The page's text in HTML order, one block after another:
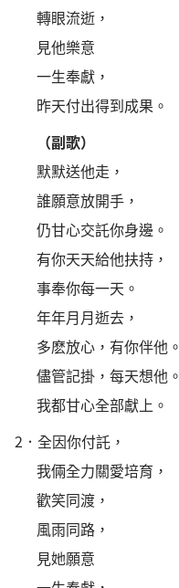
轉眼流逝，
見他樂意
一生奉獻，
昨天付出得到成果。
（副歌）
默默送他走，
誰願意放開手，
仍甘心交託你身邊。
有你天天給他扶持，
事奉你每一天。
年年月月逝去，
多麽放心，有你伴他。
儘管記掛，每天想他。
我都甘心全部獻上。
2． 全因你付託，
我倆全力關愛培育，
歡笑同渡，
風雨同路，
見她願意